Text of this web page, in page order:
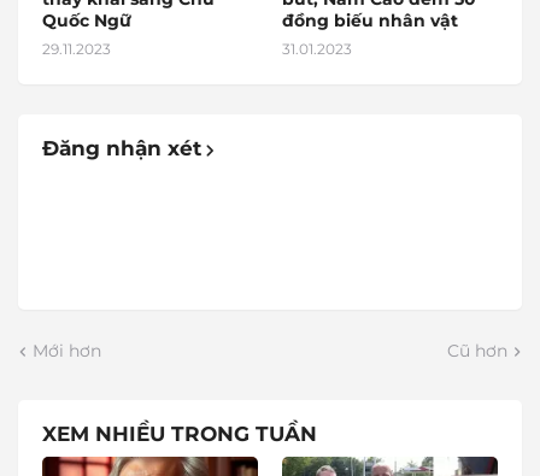
Quốc Ngữ
29.11.2023
đồng biếu nhân vật
31.01.2023
Đăng nhận xét
Mới hơn Cũ hơn
XEM NHIỀU TRONG TUẦN